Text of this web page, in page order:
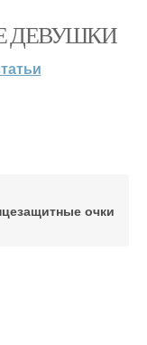
ДЕВУШКИ
очки